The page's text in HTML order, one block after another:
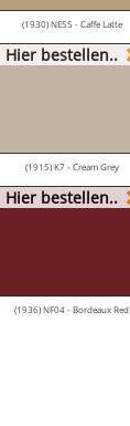
(1930) NE55 - Caffe Latte
Hier bestellen..
(1915) K7 - Cream Grey
Hier bestellen..
(1936) NF04 - Bordeaux Red